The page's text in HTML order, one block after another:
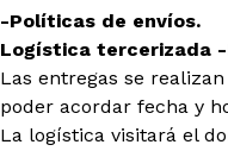
-Políticas de envíos.
Logística tercerizada -
Las entregas se
poder acordar fecha y
La logística visitará el